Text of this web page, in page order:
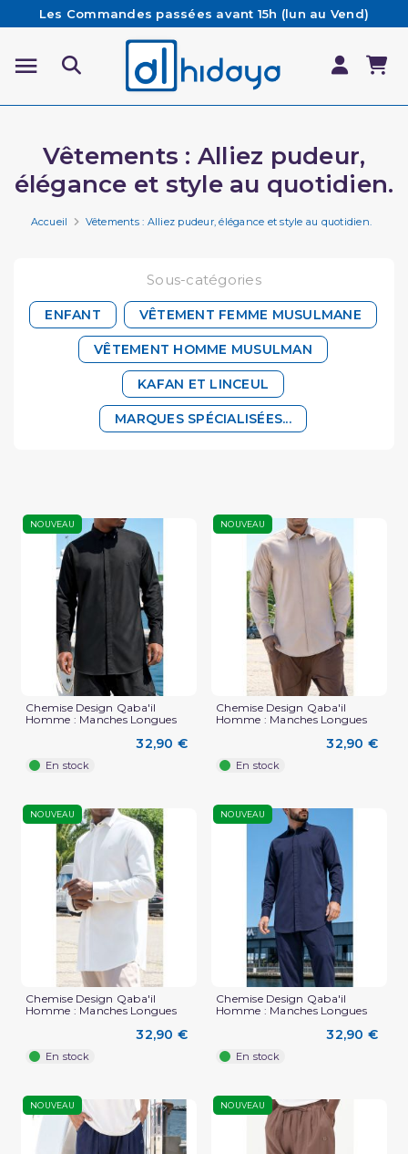
Les Commandes passées avant 15h (lun au Vend)
sont préparées et expédiées le jour même
Besoin d'aide ? Retrouvez notre FAQ
Livraison offerte à partir de 65€ d'achat*
Vêtements : Alliez pudeur,
élégance et style au quotidien.
Accueil Vêtements : Alliez pudeur, élégance et style au quotidien.
Sous-catégories
ENFANT VÊTEMENT FEMME MUSULMANE
VÊTEMENT HOMME MUSULMAN
KAFAN ET LINCEUL
MARQUES SPÉCIALISÉES...
NOUVEAU
Chemise Design Qaba'il
Homme : Manches Longues
32,90 €
En stock
NOUVEAU
Chemise Design Qaba'il
Homme : Manches Longues
32,90 €
En stock
NOUVEAU
Chemise Design Qaba'il
Homme : Manches Longues
32,90 €
En stock
NOUVEAU
Chemise Design Qaba'il
Homme : Manches Longues
32,90 €
En stock
NOUVEAU NOUVEAU